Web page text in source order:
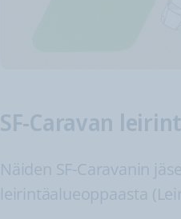
SF-Caravan
Näiden SF-Caravanin
leirintäalueoppaasta